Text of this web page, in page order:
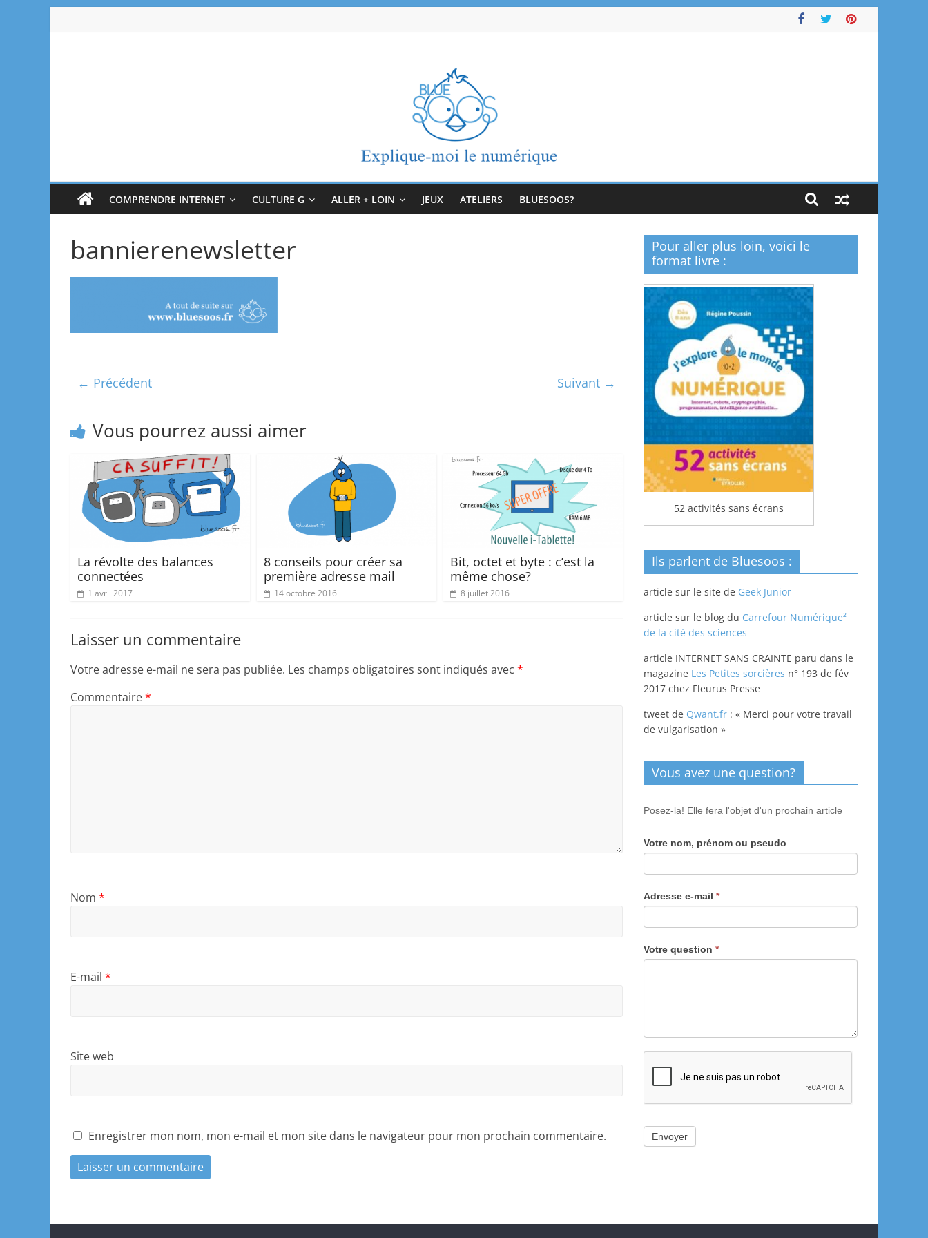
COMPRENDRE INTERNET CULTURE G ALLER + LOIN JEUX ATELIERS BLUESOOS?
bannierenewsletter
← Précédent Suivant →
Vous pourrez aussi aimer
La révolte des balances
connectées
1 avril 2017
8 conseils pour créer sa
première adresse mail
14 octobre 2016
Bit, octet et byte : c’est la
même chose?
8 juillet 2016
Laisser un commentaire
Votre adresse e-mail ne sera pas publiée. Les champs obligatoires sont indiqués avec *
Commentaire*
Nom *
E-mail *
Site web
Enregistrer mon nom, mon e-mail et mon site dans le navigateur pour mon prochain commentaire.
Pour aller plus loin, voici le
format livre :
52 activités sans écrans
Ils parlent de Bluesoos :
article sur le site de Geek Junior
article sur le blog du Carrefour Numérique²
de la cité des sciences
article INTERNET SANS CRAINTE paru dans le
magazine Les Petites sorcières n° 193 de fév
2017 chez Fleurus Presse
tweet de Qwant.fr : « Merci pour votre travail
de vulgarisation »
Vous avez une question?
Posez-la! Elle fera l'objet d'un prochain article
Votre nom, prénom ou pseudo
Adresse e-mail *
Votre question *